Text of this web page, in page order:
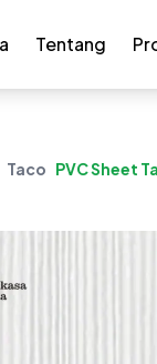
Tentang
Taco PVC Sheet